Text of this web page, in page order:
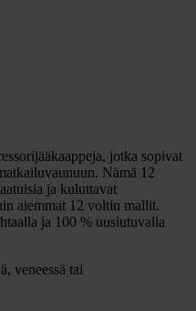
jotka sopivat
Nämä 12
ja kuluttavat
aiemmat 12 voltin mallit.
ja 100 % uusiutuvalla
veneessä tai